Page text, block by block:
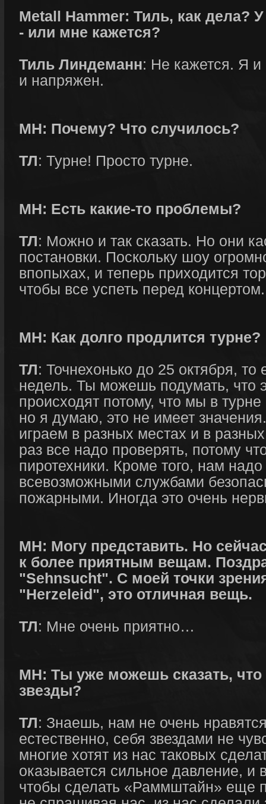
Metall Hammer: Тиль, как дела?
- или мне кажется?
Тиль Линдеманн: Не кажется. Я и
и напряжен.
МН: Почему? Что случилось?
ТЛ: Турне! Просто турне.
МН: Есть какие-то проблемы?
ТЛ: Можно и так сказать. Но они
постановки. Поскольку шоу
впопыхах, и теперь приходится
чтобы все успеть перед концертом.
МН: Как долго продлится турне?
ТЛ: Точнехонько до 25 октября,
недель. Ты можешь подумать, что
происходят потому, что мы в турне
но я думаю, это не имеет
играем в разных местах и в
раз все надо проверять, потому
пиротехники. Кроме того, нам надо
всевозможными службами
пожарными. Иногда это очень
МН: Могу представить. Но
к более приятным вещам.
"Sehnsucht". С моей точки
"Herzeleid", это отличная вещь.
ТЛ: Мне очень приятно…
МН: Ты уже можешь сказать,
звезды?
ТЛ: Знаешь, нам не очень
естественно, себя звездами не
многие хотят из нас таковых
оказывается сильное давление, и
чтобы сделать «Раммштайн» еще